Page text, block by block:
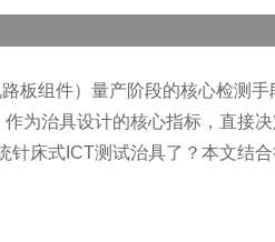
板组件）量产阶段的核心检测
为治具设计的核心指标，直
床式ICT测试治具了？本文结